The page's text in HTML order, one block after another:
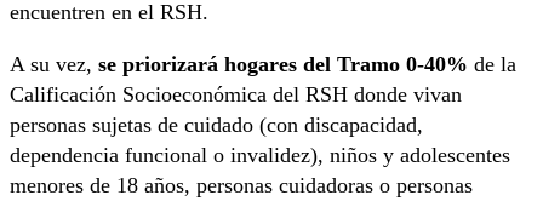
encuentren en el RSH.
A su vez, se priorizará hogares del Tramo 0-40% de la
Calificación Socioeconómica del RSH donde vivan
personas sujetas de cuidado (con discapacidad,
dependencia funcional o invalidez), niños y adolescentes
menores de 18 años, personas cuidadoras o personas